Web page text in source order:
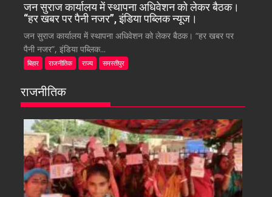
जन सुराज कार्यालय में स्थापना अधिवेशन को लेकर बैठक।
“हर खबर पर पैनी नजर”, इंडिया पब्लिक न्यूज।
जन सुराज कार्यालय में स्थापना अधिवेशन को लेकर बैठक। “हर खबर पर
पैनी नजर”, इंडिया पब्लिक...
बिहार राजनीतिक राज्य समस्तीपुर
राजनीतिक